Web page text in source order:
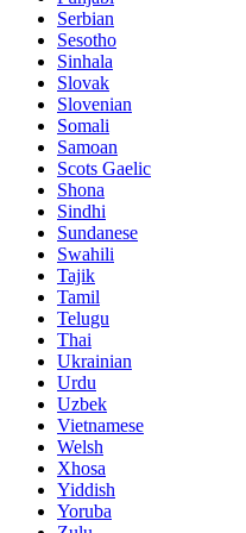
Serbian
Sesotho
Sinhala
Slovak
Slovenian
Somali
Samoan
Scots Gaelic
Shona
Sindhi
Sundanese
Swahili
Tajik
Tamil
Telugu
Thai
Ukrainian
Urdu
Uzbek
Vietnamese
Welsh
Xhosa
Yiddish
Yoruba